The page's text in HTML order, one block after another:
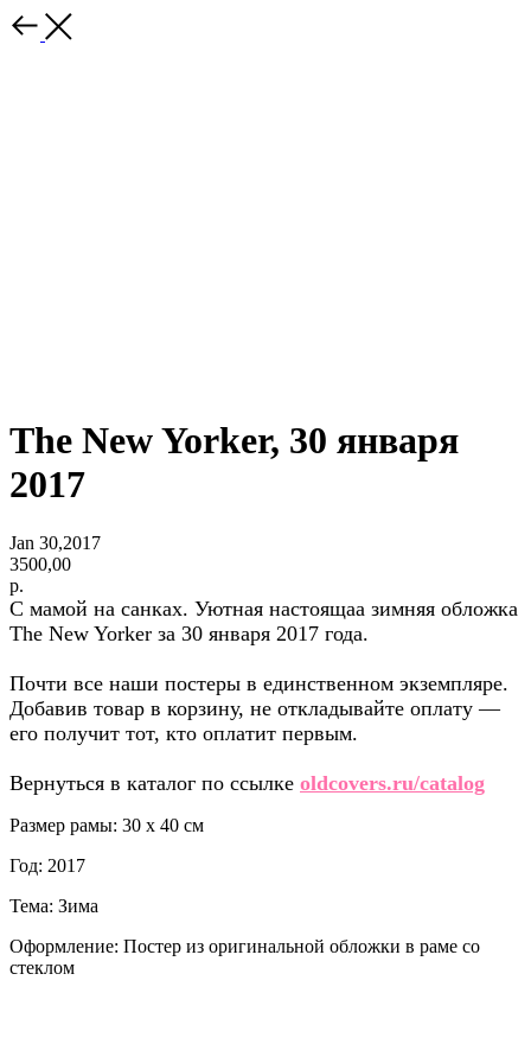
The New Yorker, 30 января
2017
Jan 30,2017
3500,00
р.
С мамой на санках. Уютная настоящаа зимняя обложка
The New Yorker за 30 января 2017 года.
Почти все наши постеры в единственном экземпляре.
Добавив товар в корзину, не откладывайте оплату —
его получит тот, кто оплатит первым.
Вернуться в каталог по ссылке oldcovers.ru/catalog
Размер рамы: 30 x 40 см
Год: 2017
Тема: Зима
Оформление: Постер из оригинальной обложки в раме со
стеклом